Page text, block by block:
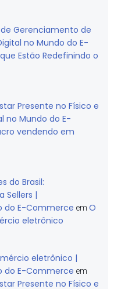
Gerenciamento de
no Mundo do E-
Estão Redefinindo o
Presente no Físico e
no Mundo do E-
vendendo em
do Brasil:
Sellers |
do E-Commerce em O
eletrônico
eletrônico |
do E-Commerce em
Presente no Físico e